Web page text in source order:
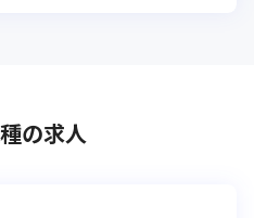
の求人